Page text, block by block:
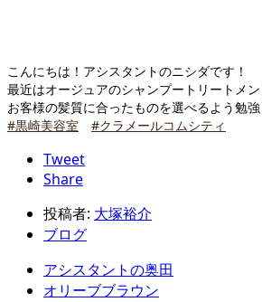
こんにちは！アシスタントのニシダです！
最近はオージュアのシャンプートリートメ
お客様の髪質に合ったものを選べるよう勉強
#黒崎美容室
#クラメールコムシティ
Tweet
Share
投稿者: 大塚裕介
ブログ
アシスタントの奥田
オリーブブラウン